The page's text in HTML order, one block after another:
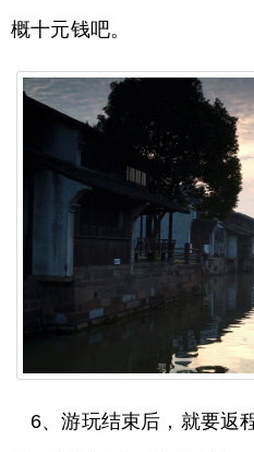
概十元钱吧。
6、游玩结束后，就要返